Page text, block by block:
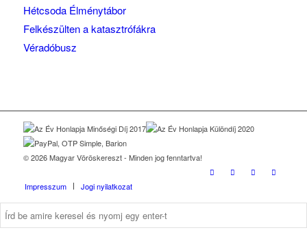
Hétcsoda Élménytábor
Felkészülten a katasztrófákra
Véradóbusz
© 2026 Magyar Vöröskereszt - Minden jog fenntartva!
Impresszum Jogi nyilatkozat